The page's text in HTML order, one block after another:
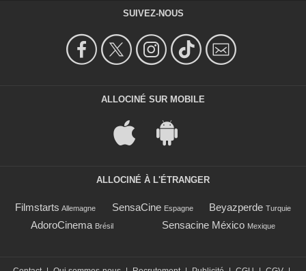
SUIVEZ-NOUS
ALLOCINÉ SUR MOBILE
ALLOCINÉ À L'ÉTRANGER
Filmstarts Allemagne SensaCine Espagne Beyazperde Turquie
AdoroCinema Brésil Sensacine México Mexique